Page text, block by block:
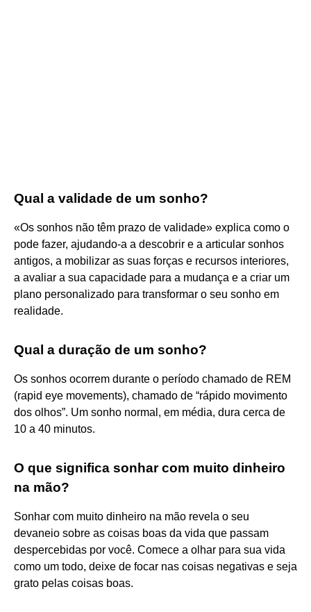
Qual a validade de um sonho?
«Os sonhos não têm prazo de validade» explica como o
pode fazer, ajudando-a a descobrir e a articular sonhos
antigos, a mobilizar as suas forças e recursos interiores,
a avaliar a sua capacidade para a mudança e a criar um
plano personalizado para transformar o seu sonho em
realidade.
Qual a duração de um sonho?
Os sonhos ocorrem durante o período chamado de REM
(rapid eye movements), chamado de “rápido movimento
dos olhos”. Um sonho normal, em média, dura cerca de
10 a 40 minutos.
O que significa sonhar com muito dinheiro
na mão?
Sonhar com muito dinheiro na mão revela o seu
devaneio sobre as coisas boas da vida que passam
despercebidas por você. Comece a olhar para sua vida
como um todo, deixe de focar nas coisas negativas e seja
grato pelas coisas boas.